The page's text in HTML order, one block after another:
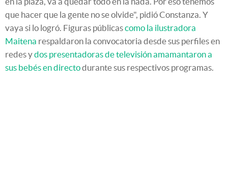
que hacer que la gente no se olvide", pidió Constanza. Y
vaya si lo logró. Figuras públicascomo la ilustradora
Maitena respaldaron la convocatoria desde sus perfiles en
redes ydos presentadoras de televisión amamantaron a
sus bebés en directodurante sus respectivos programas.